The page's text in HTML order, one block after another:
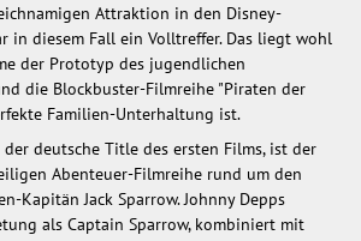
Attraktion in den Disney-
in diesem Fall ein Volltreffer. Das liegt wohl
der Prototyp des jugendlichen
die Blockbuster-Filmreihe "Piraten der
Familien-Unterhaltung ist.
deutsche Title des ersten Films, ist der
Abenteuer-Filmreihe rund um den
Kapitän Jack Sparrow. Johnny Depps
als Captain Sparrow, kombiniert mit